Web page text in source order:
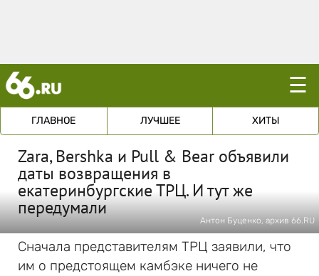
☰
ГЛАВНОЕ ЛУЧШЕЕ ХИТЫ
Zara, Bershka и Pull & Bear объявили
даты возвращения в
екатеринбургские ТРЦ. И тут же
передумали
Антон Буценко, архив 66.RU
Сначала представителям ТРЦ заявили, что
им о предстоящем камбэке ничего не